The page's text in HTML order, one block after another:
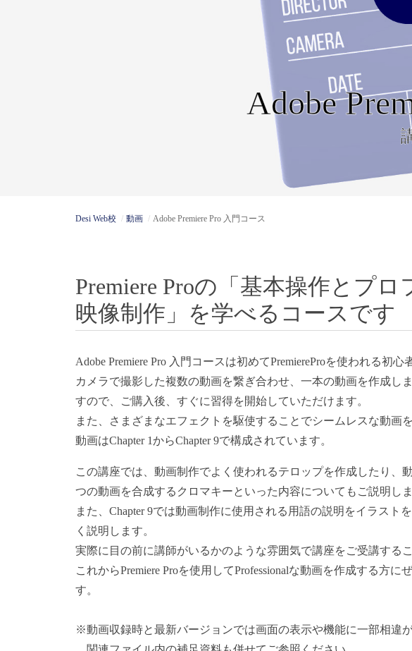
Adobe
Desi Web校 動画 Adobe Premiere Pro 入門コース
Premiere Proの「基本操作とプ
映像制作」を学べるコースです
Adobe Premiere Pro 入門コースは初めてPremiereProを使われる初心
カメラで撮影した複数の動画を繋ぎ合わせ、一本の動画を作成し
すので、ご購入後、すぐに習得を開始していただけます。
また、さまざまなエフェクトを駆使することでシームレスな動画
動画はChapter 1からChapter 9で構成されています。
この講座では、動画制作でよく使われるテロップを作成したり、
つの動画を合成するクロマキーといった内容についてもご説明しま
また、Chapter 9では動画制作に使用される用語の説明をイラスト
く説明します。
実際に目の前に講師がいるかのような雰囲気で講座をご受講する
これからPremiere Proを使用してProfessionalな動画を作成する方
す。
※動画収録時と最新バージョンでは画面の表示や機能に一部相違が